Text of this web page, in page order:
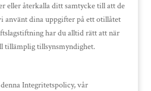
eller återkalla ditt samtycke till att de
använt dina uppgifter på ett otillåtet
har du alltid rätt att när
tillämplig tillsynsmyndighet.
Integritetspolicy, vår